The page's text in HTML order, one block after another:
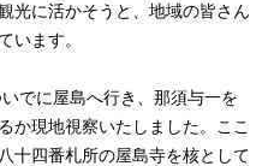
光に活かそうと、地域の皆さん
います。
でに屋島へ行き、那須与一を
か現地視察いたしました。ここ
十四番札所の屋島寺を核として